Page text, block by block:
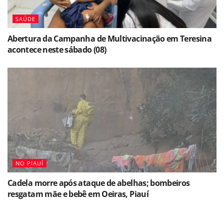
SAÚDE
Abertura da Campanha de Multivacinação em Teresina
acontece neste sábado (08)
NO PIAUÍ
Cadela morre após ataque de abelhas; bombeiros
resgatam mãe e bebê em Oeiras, Piauí